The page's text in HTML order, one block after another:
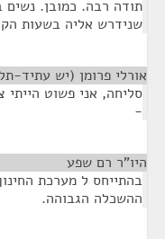
תודה רבה. כמובן.
שנידרש אליה בשעות
אורלי פרומן (יש עתיד-
סליחה, אני פשוט
-
היו"ר רם שפע
בהתייחס ל מערכת
ההשכלה הגבוהה.